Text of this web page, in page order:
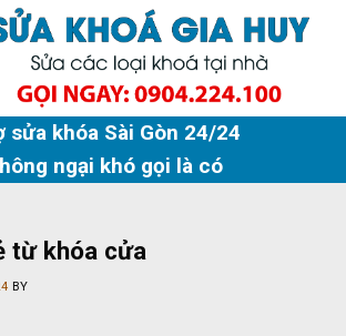
sửa khóa Sài Gòn 24/24
ngại khó gọi là có
từ khóa cửa
BY